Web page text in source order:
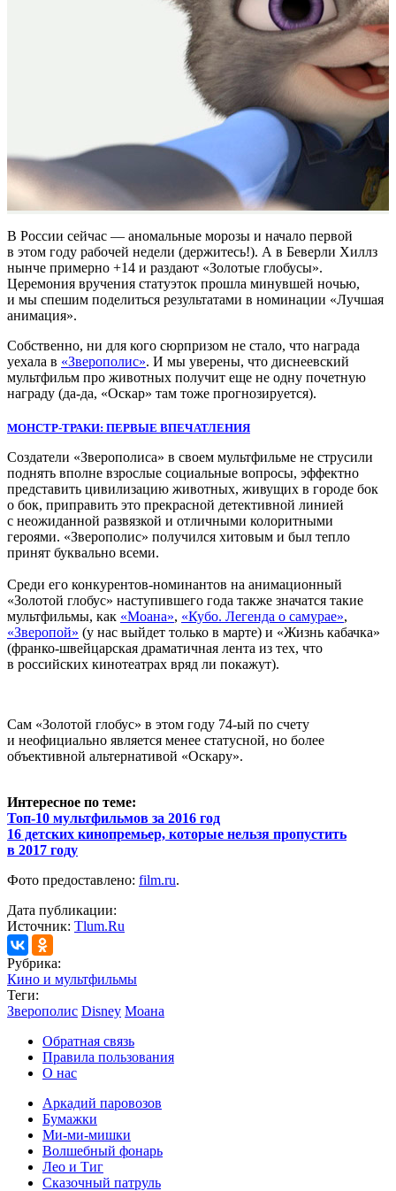
В России сейчас — аномальные морозы и начало первой
в этом году рабочей недели (держитесь!). А в Беверли Хиллз
нынче примерно +14 и раздают «Золотые глобусы».
Церемония вручения статуэток прошла минувшей ночью,
и мы спешим поделиться результатами в номинации «Лучшая
анимация».
Собственно, ни для кого сюрпризом не стало, что награда
уехала в «Зверополис». И мы уверены, что диснеевский
мультфильм про животных получит еще не одну почетную
награду (да-да, «Оскар» там тоже прогнозируется).
МОНСТР-ТРАКИ: ПЕРВЫЕ ВПЕЧАТЛЕНИЯ
Создатели «Зверополиса» в своем мультфильме не струсили
поднять вполне взрослые социальные вопросы, эффектно
представить цивилизацию животных, живущих в городе бок
о бок, приправить это прекрасной детективной линией
с неожиданной развязкой и отличными колоритными
героями. «Зверополис» получился хитовым и был тепло
принят буквально всеми.
Среди его конкурентов-номинантов на анимационный
«Золотой глобус» наступившего года также значатся такие
мультфильмы, как «Моана», «Кубо. Легенда о самурае»,
«Зверопой» (у нас выйдет только в марте) и «Жизнь кабачка»
(франко-швейцарская драматичная лента из тех, что
в российских кинотеатрах вряд ли покажут).
Сам «Золотой глобус» в этом году 74-ый по счету
и неофициально является менее статусной, но более
объективной альтернативой «Оскару».
Интересное по теме:
Топ-10 мультфильмов за 2016 год
16 детских кинопремьер, которые нельзя пропустить
в 2017 году
Фото предоставлено: film.ru.
Дата публикации:
Источник: Tlum.Ru
Рубрика:
Кино и мультфильмы
Теги:
Зверополис Disney Моана
Обратная связь
Правила пользования
О нас
Аркадий паровозов
Бумажки
Ми-ми-мишки
Волшебный фонарь
Лео и Тиг
Сказочный патруль